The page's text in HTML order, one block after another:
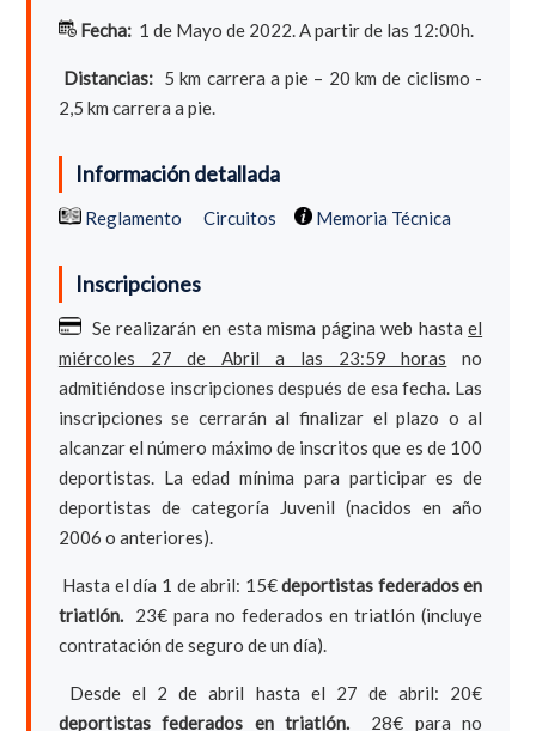
Fecha: 1 de Mayo de 2022. A partir de las 12:00h.
Distancias: 5 km carrera a pie – 20 km de ciclismo -
2,5 km carrera a pie.
Información detallada
Reglamento Circuitos Memoria Técnica
Inscripciones
Se realizarán en esta misma página web hastael
miércoles 27 de Abril a las 23:59 horas no
admitiéndose inscripciones después de esa fecha. Las
inscripciones se cerrarán al finalizar el plazo o al
alcanzar el número máximo de inscritos que es de 100
deportistas. La edad mínima para participar es de
deportistas de categoría Juvenil (nacidos en año
2006 o anteriores).
Hasta el día 1 de abril: 15€deportistas federados en
triatlón. 23€ para no federados en triatlón (incluye
contratación de seguro de un día).
Desde el 2 de abril hasta el 27 de abril: 20€
deportistas federados en triatlón. 28€ para no